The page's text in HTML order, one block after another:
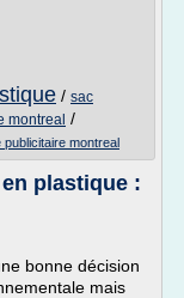
/ sac
montreal /
publicitaire montreal
plastique :
bonne décision
mais